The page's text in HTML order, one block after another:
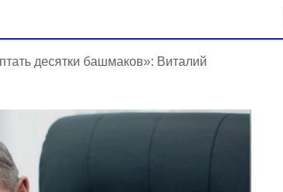
десятки башмаков»: Виталий